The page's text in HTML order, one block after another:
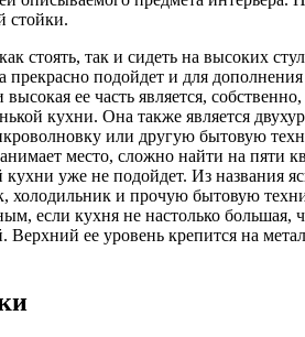
стойки.
стоять, так и сидеть на высоких
подойдет и для
ее часть является,
кухни. Она также является
или другую бытовую
место, сложно найти на пяти
уже не подойдет. Из названия
и прочую бытовую
если кухня не настолько большая,
ее уровень крепится на